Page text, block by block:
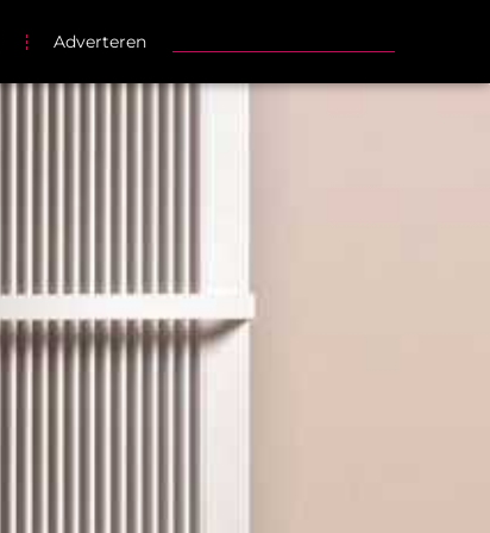
Adverteren